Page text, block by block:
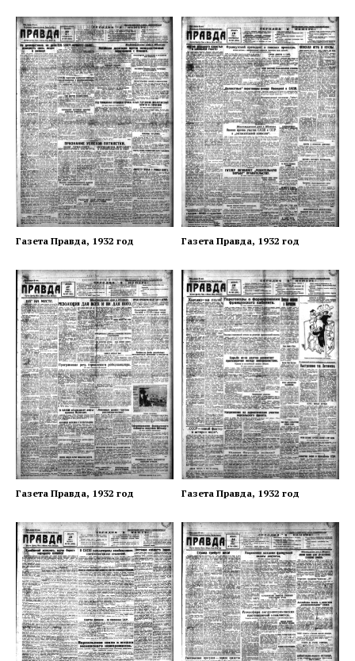
Газета Правда, 1932 год Газета Правда, 1932 год
Газета Правда, 1932 год Газета Правда, 1932 год